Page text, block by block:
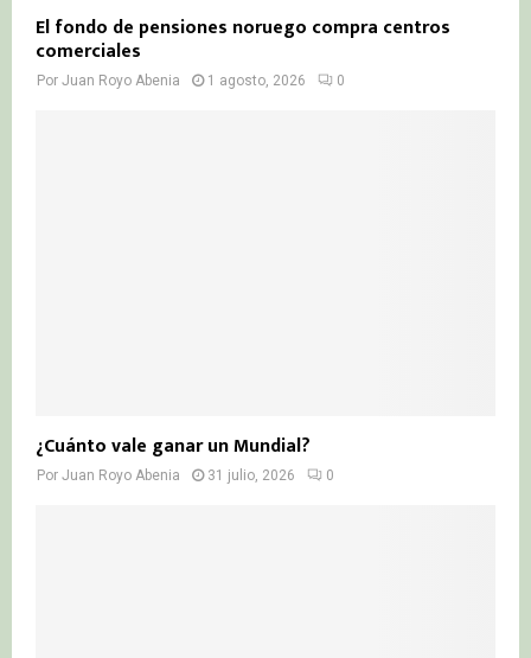
El fondo de pensiones noruego compra centros
comerciales
Por Juan Royo Abenia 1 agosto, 2026 0
¿Cuánto vale ganar un Mundial?
Por Juan Royo Abenia 31 julio, 2026 0